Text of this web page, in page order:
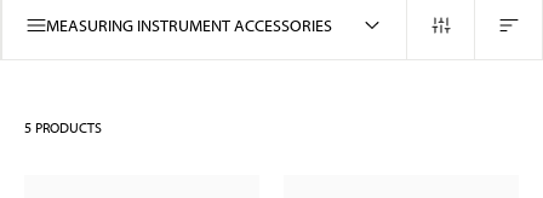
MEASURING INSTRUMENT ACCESSORIES
5 PRODUCTS